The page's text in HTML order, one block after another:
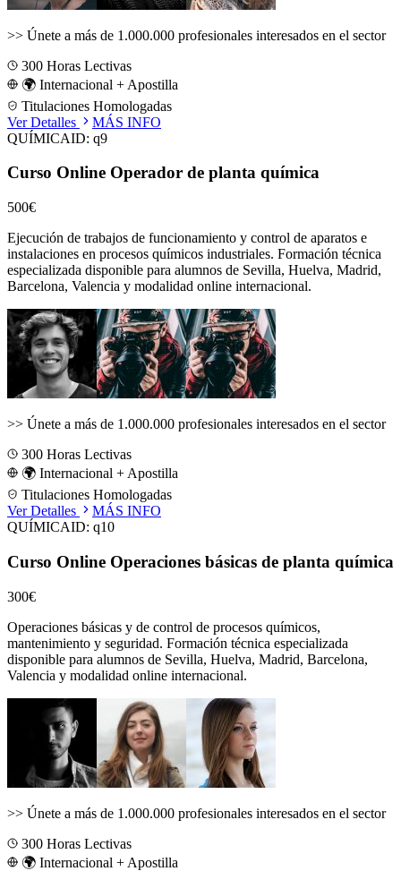
>> Únete a más de 1.000.000 profesionales interesados en el sector
300 Horas Lectivas
🌍 Internacional + Apostilla
Titulaciones Homologadas
Ver Detalles
MÁS INFO
QUÍMICAID: q9
Curso Online Operador de planta química
500€
Ejecución de trabajos de funcionamiento y control de aparatos e
instalaciones en procesos químicos industriales. Formación técnica
especializada disponible para alumnos de Sevilla, Huelva, Madrid,
Barcelona, Valencia y modalidad online internacional.
>> Únete a más de 1.000.000 profesionales interesados en el sector
300 Horas Lectivas
🌍 Internacional + Apostilla
Titulaciones Homologadas
Ver Detalles
MÁS INFO
QUÍMICAID: q10
Curso Online Operaciones básicas de planta química
300€
Operaciones básicas y de control de procesos químicos,
mantenimiento y seguridad. Formación técnica especializada
disponible para alumnos de Sevilla, Huelva, Madrid, Barcelona,
Valencia y modalidad online internacional.
>> Únete a más de 1.000.000 profesionales interesados en el sector
300 Horas Lectivas
🌍 Internacional + Apostilla